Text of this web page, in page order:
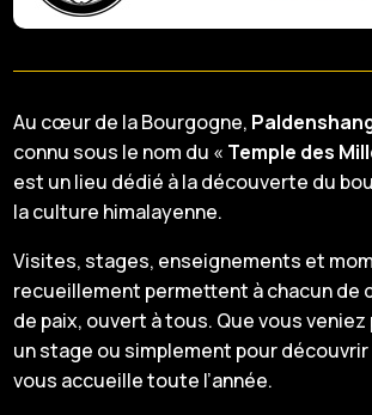
Au cœur de la Bourgogne,
connu sous le nom du « Temple des
est un lieu dédié à la découverte du
la culture himalayenne.
Visites, stages, enseignements et
recueillement permettent à chacun de
de paix, ouvert à tous. Que vous
un stage ou simplement pour
vous accueille toute l’année.